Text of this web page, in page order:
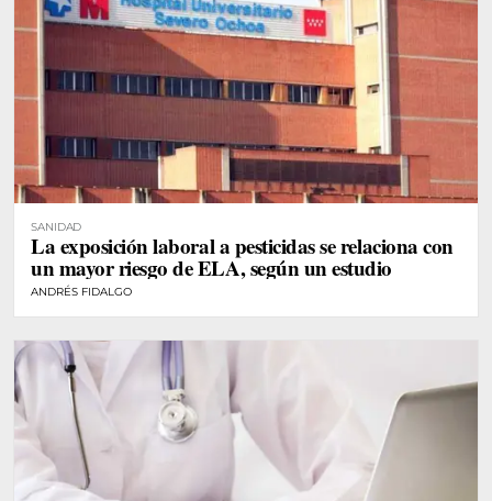
SANIDAD
La exposición laboral a pesticidas se relaciona con
un mayor riesgo de ELA, según un estudio
ANDRÉS FIDALGO